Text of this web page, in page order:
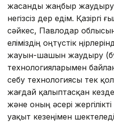
жасанды жаңбыр
негізсіз дер едім. Қазіргі
сәйкес, Павлодар
еліміздің оңтүстік
жауын-шашын жаудыру
технологияларымен
себу технологиясы тек
жағдай қалыптасқан
және оның әсері
уақыт кезеңімен